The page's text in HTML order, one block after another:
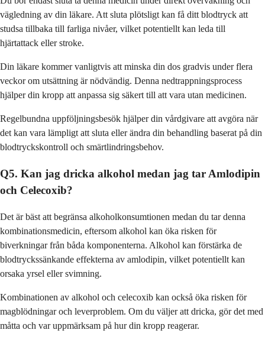
vägledning av din läkare. Att sluta plötsligt kan få ditt blodtryck att
studsa tillbaka till farliga nivåer, vilket potentiellt kan leda till
hjärtattack eller stroke.
Din läkare kommer vanligtvis att minska din dos gradvis under flera
veckor om utsättning är nödvändig. Denna nedtrappningsprocess
hjälper din kropp att anpassa sig säkert till att vara utan medicinen.
Regelbundna uppföljningsbesök hjälper din vårdgivare att avgöra när
det kan vara lämpligt att sluta eller ändra din behandling baserat på din
blodtryckskontroll och smärtlindringsbehov.
Q5. Kan jag dricka alkohol medan jag tar Amlodipin
och Celecoxib?
Det är bäst att begränsa alkoholkonsumtionen medan du tar denna
kombinationsmedicin, eftersom alkohol kan öka risken för
biverkningar från båda komponenterna. Alkohol kan förstärka de
blodtryckssänkande effekterna av amlodipin, vilket potentiellt kan
orsaka yrsel eller svimning.
Kombinationen av alkohol och celecoxib kan också öka risken för
magblödningar och leverproblem. Om du väljer att dricka, gör det med
måtta och var uppmärksam på hur din kropp reagerar.